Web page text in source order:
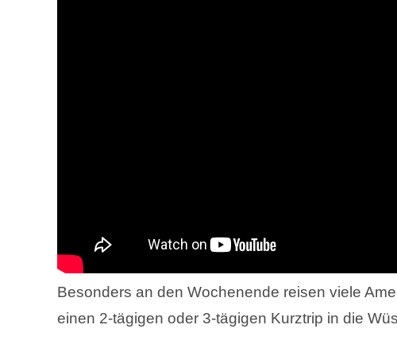
Besonders an den Wochenende reisen viele
einen 2-tägigen oder 3-tägigen Kurztrip in die